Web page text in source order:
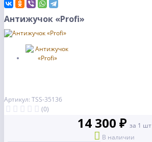
Антижучок «Profi»
Артикул: TSS-35136
(0)
14 300 ₽ за 1 шт
В наличии